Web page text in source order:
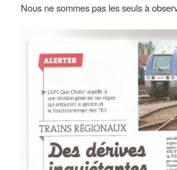
Nous ne sommes pas les seuls à